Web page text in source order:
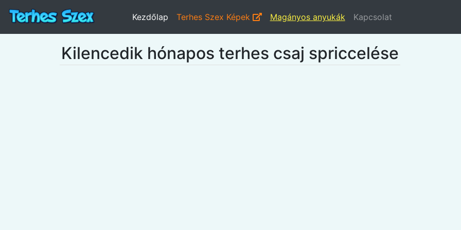
Kezdőlap Terhes Szex Képek Magányos anyukák Kapcsolat
Kilencedik hónapos terhes csaj spriccelése